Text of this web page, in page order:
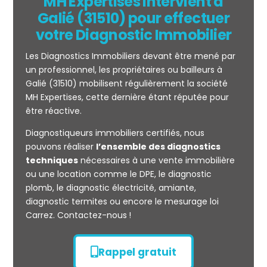
Mesurage
CARREZ
Galié (31510) pour effectuer
votre Diagnostic Immobilier
Les Diagnostics Immobiliers devant être mené par
un professionnel, les propriétaires ou bailleurs à
Galié (31510) mobilisent régulièrement la société
MH Expertises, cette dernière étant réputée pour
être réactive.
Diagnostiqueurs immobiliers certifiés, nous
pouvons réaliser l’ensemble des diagnostics
techniquesnécessaires à une vente immobilière
ou une location comme le DPE, le diagnostic
plomb, le diagnostic électricité, amiante,
diagnostic termites ou encore le mesurage loi
Carrez. Contactez-nous !
Rappel gratuit